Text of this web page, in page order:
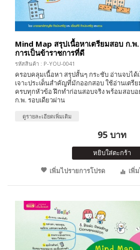
Mind Map สรุปเนื้อหาเตรียมสอบ ก.
การเป็นข้าราชการที่ดี
รหัสสินค้า : P-YOU-0041
ครอบคลุมเนื้อหา สรุปสั้นๆ กระชับ อ่านจบได้
เจาะประเด็นสำคัญที่มักออกสอบ ใช้อ่านเตรี
ครบทุกหัวข้อ ฝึกทำก่อนสอบจริง พร้อมสอบอ
ก.พ. รอบเดียวผ่าน
ดูรายละเอียดเพิ่มเติม
95 บาท
หยิบใส่ตะกร้า
เพิ่มไปรายการโปรด
เพิ่